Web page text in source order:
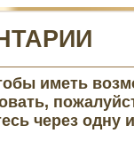
иметь
через одну